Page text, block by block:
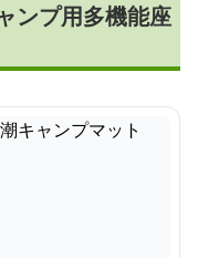
ンプ用多機能座